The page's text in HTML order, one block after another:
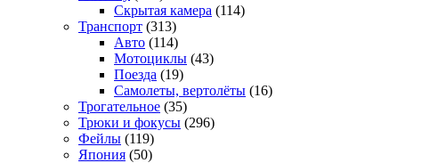
Скрытая камера (114)
Транспорт (313)
Авто (114)
Мотоциклы (43)
Поезда (19)
Самолеты, вертолёты (16)
Трогательное (35)
Трюки и фокусы (296)
Фейлы (119)
Япония (50)